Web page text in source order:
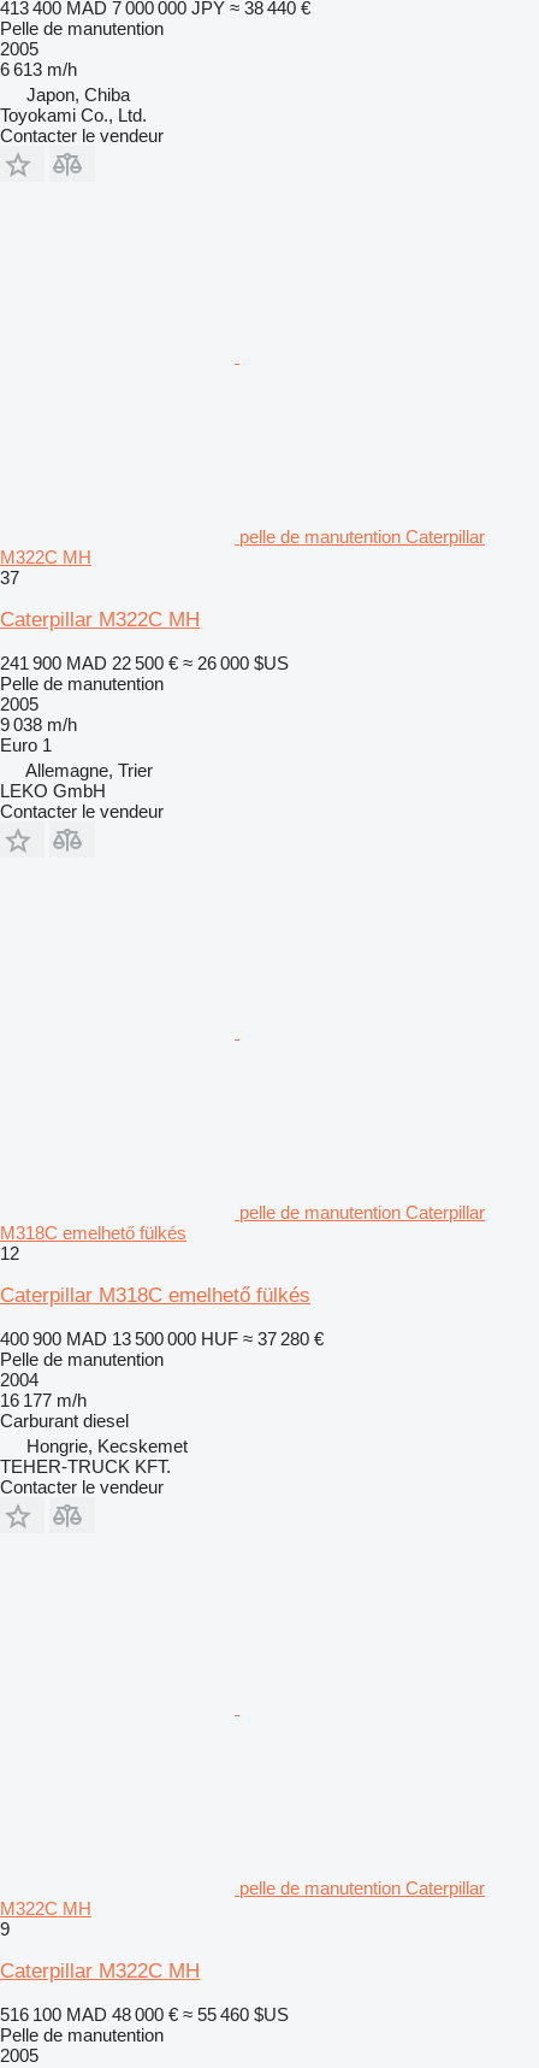
413 400 MAD 7 000 000 JPY ≈ 38 440 €
Pelle de manutention
2005
6 613 m/h
Japon, Chiba
Toyokami Co., Ltd.
Contacter le vendeur
pelle de manutention Caterpillar
M322C MH
37
Caterpillar M322C MH
241 900 MAD 22 500 € ≈ 26 000 $US
Pelle de manutention
2005
9 038 m/h
Euro 1
Allemagne, Trier
LEKO GmbH
Contacter le vendeur
pelle de manutention Caterpillar
M318C emelhető fülkés
12
Caterpillar M318C emelhető fülkés
400 900 MAD 13 500 000 HUF ≈ 37 280 €
Pelle de manutention
2004
16 177 m/h
Carburant diesel
Hongrie, Kecskemet
TEHER-TRUCK KFT.
Contacter le vendeur
pelle de manutention Caterpillar
M322C MH
9
Caterpillar M322C MH
516 100 MAD 48 000 € ≈ 55 460 $US
Pelle de manutention
2005